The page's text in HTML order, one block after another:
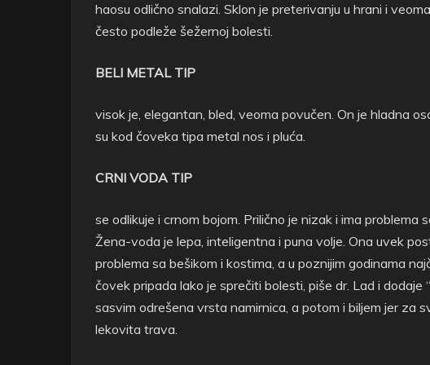
haosu odlično snalazi. Sklon je preterivanju u hrani i
često podleže šežernoj bolesti.
BELI METAL TIP
visok je, elegantan, bled, veoma povučen. On je hladna
su kod čoveka tipa metal nos i pluća.
CRNI VODA TIP
se odlikuje i crnom bojom. Prilično je nizak i ima problema
Žena-voda je lepa, inteligentna i puna volje. Ona uvek
problema sa bešikom i kostima, a u poznijim godinama
čovek pripada lako je sprečiti bolesti, piše dr. Lad i
sasvim odrešena vrsta namirnica, a potom i biljem jer za
lekovita trava.